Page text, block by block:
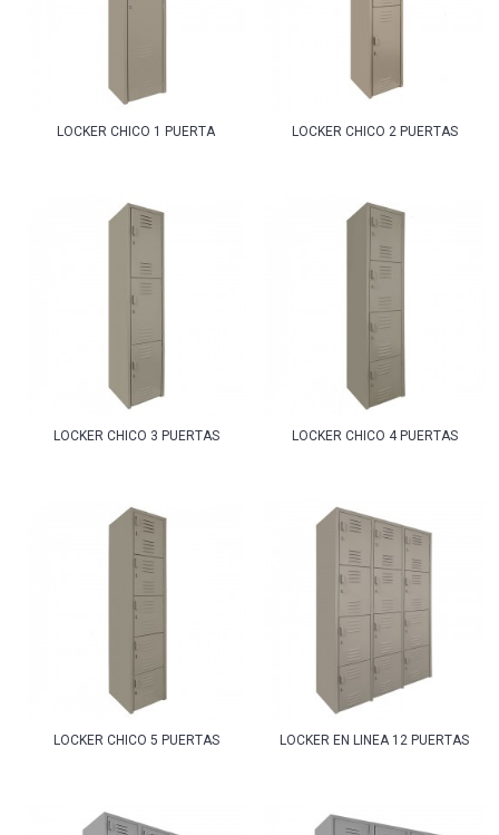
LOCKER CHICO 1 PUERTA LOCKER CHICO 2 PUERTAS
LOCKER CHICO 3 PUERTAS LOCKER CHICO 4 PUERTAS
LOCKER CHICO 5 PUERTAS LOCKER EN LINEA 12 PUERTAS